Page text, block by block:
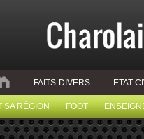
FAITS-DIVERS ETAT
SA RÉGION FOOT